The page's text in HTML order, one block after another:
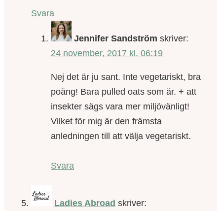
Svara
Jennifer Sandström skriver:
24 november, 2017 kl. 06:19
Nej det är ju sant. Inte vegetariskt, bra
poäng! Bara pulled oats som är. + att
insekter sägs vara mer miljövänligt!
Vilket för mig är den främsta
anledningen till att välja vegetariskt.
Svara
Ladies Abroad skriver: